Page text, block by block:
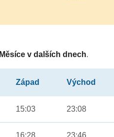
Měsíce v dalších dnech.
Západ Východ
15:03 23:08
16:28 23:46